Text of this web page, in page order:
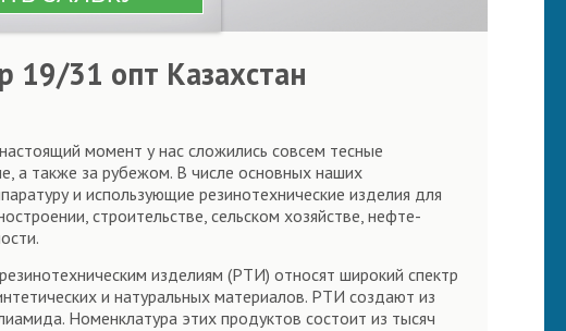
19/31 опт Казахстан
момент у нас сложились совсем тесные
а также за рубежом. В числе основных наших
и использующие резинотехнические изделия для
строительстве, сельском хозяйстве, нефте-
изделиям (РТИ) относят широкий спектр
и натуральных материалов. РТИ создают из
Номенклатура этих продуктов состоит из тысяч